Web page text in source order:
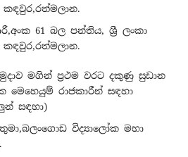
61 බල පන්තිය, ශ්‍රී ලංකා
මගින් ප්‍රථම වරට දකුණු සුඩාන
මෙහෙයුම් රාජකාරීන් සඳහා
සඳහා)
විද්‍යාලෝක මහා